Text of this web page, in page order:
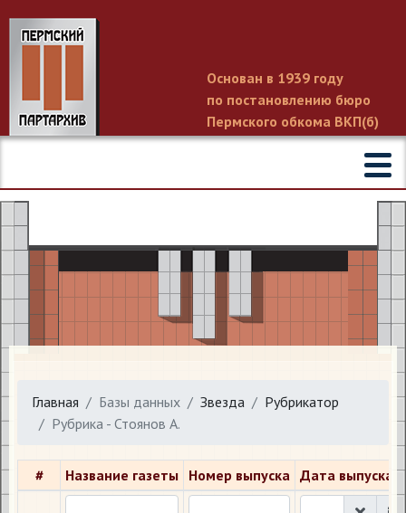
Основан в 1939 году
по постановлению бюро
Пермского обкома ВКП(б)
Главная Базы данных Звезда
Рубрикатор
Рубрика - Стоянов А.
# Название газеты Номер выпуска Дата выпуска